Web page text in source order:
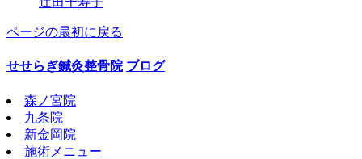
ページの最初に戻る
せせらぎ鍼灸整骨院 ブログ
森ノ宮院
九条院
新金岡院
施術メニュー